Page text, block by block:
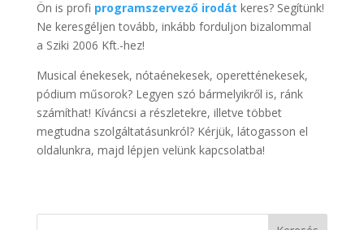
Ön is profi programszervező irodát keres? Segítünk!
Ne keresgéljen tovább, inkább forduljon bizalommal
a Sziki 2006 Kft.-hez!
Musical énekesek, nótaénekesek, operetténekesek,
pódium műsorok? Legyen szó bármelyikről is, ránk
számíthat! Kíváncsi a részletekre, illetve többet
megtudna szolgáltatásunkról? Kérjük, látogasson el
oldalunkra, majd lépjen velünk kapcsolatba!